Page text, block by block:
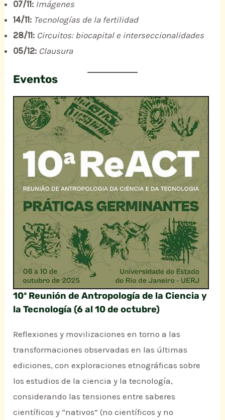
07/11: Imágenes
14/11: Tecnologías de la fertilidad
28/11: Circuitos: biocapital e interseccionalidades
05/12: Clausura
Eventos
10ª Reunión de Antropología de la Ciencia y
la Tecnología (6 al 10 de octubre)
Reflexiones y movilizaciones en torno a las
transformaciones observadas en las últimas
ediciones, con exploraciones etnográficas sobre
los estudios de la ciencia y la tecnología,
considerando las tensiones entre saberes
científicos y “nativos” (no científicos y no